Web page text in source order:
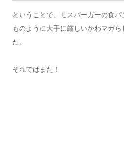
ということで、モスバーガーの食
ものように大手に厳しいかわマガ
た。
それではまた！